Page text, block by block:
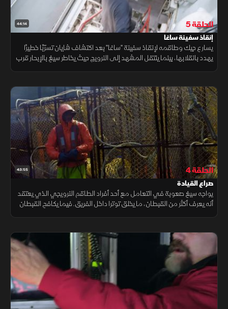
44:14 الحلقة 5
إنقاذ سفينة ساغا
يسارع جيك وطاقمه لإنقاذ سفينة "ساغا" بعد اكتشاف شايان تسرّبًا خطيرًا
يهدد بانقلابها، بينما ينتقل المشهد إلى النرويج حيث يخاطر سيغ بالإبحار قرب
43:55 الحلقة 4
صراع القيادة
يواجه سيغ صعوبة في التعامل مع أحد أفراد الطاقم النرويجي الذي يعتقد
أنه يعرف أكثر من القبطان، ما يخلق توترا داخل الفريق. فيما يكافح القبطان